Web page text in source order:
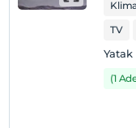
2 yaşına kadar
Her bir oda için 6
TV
(1